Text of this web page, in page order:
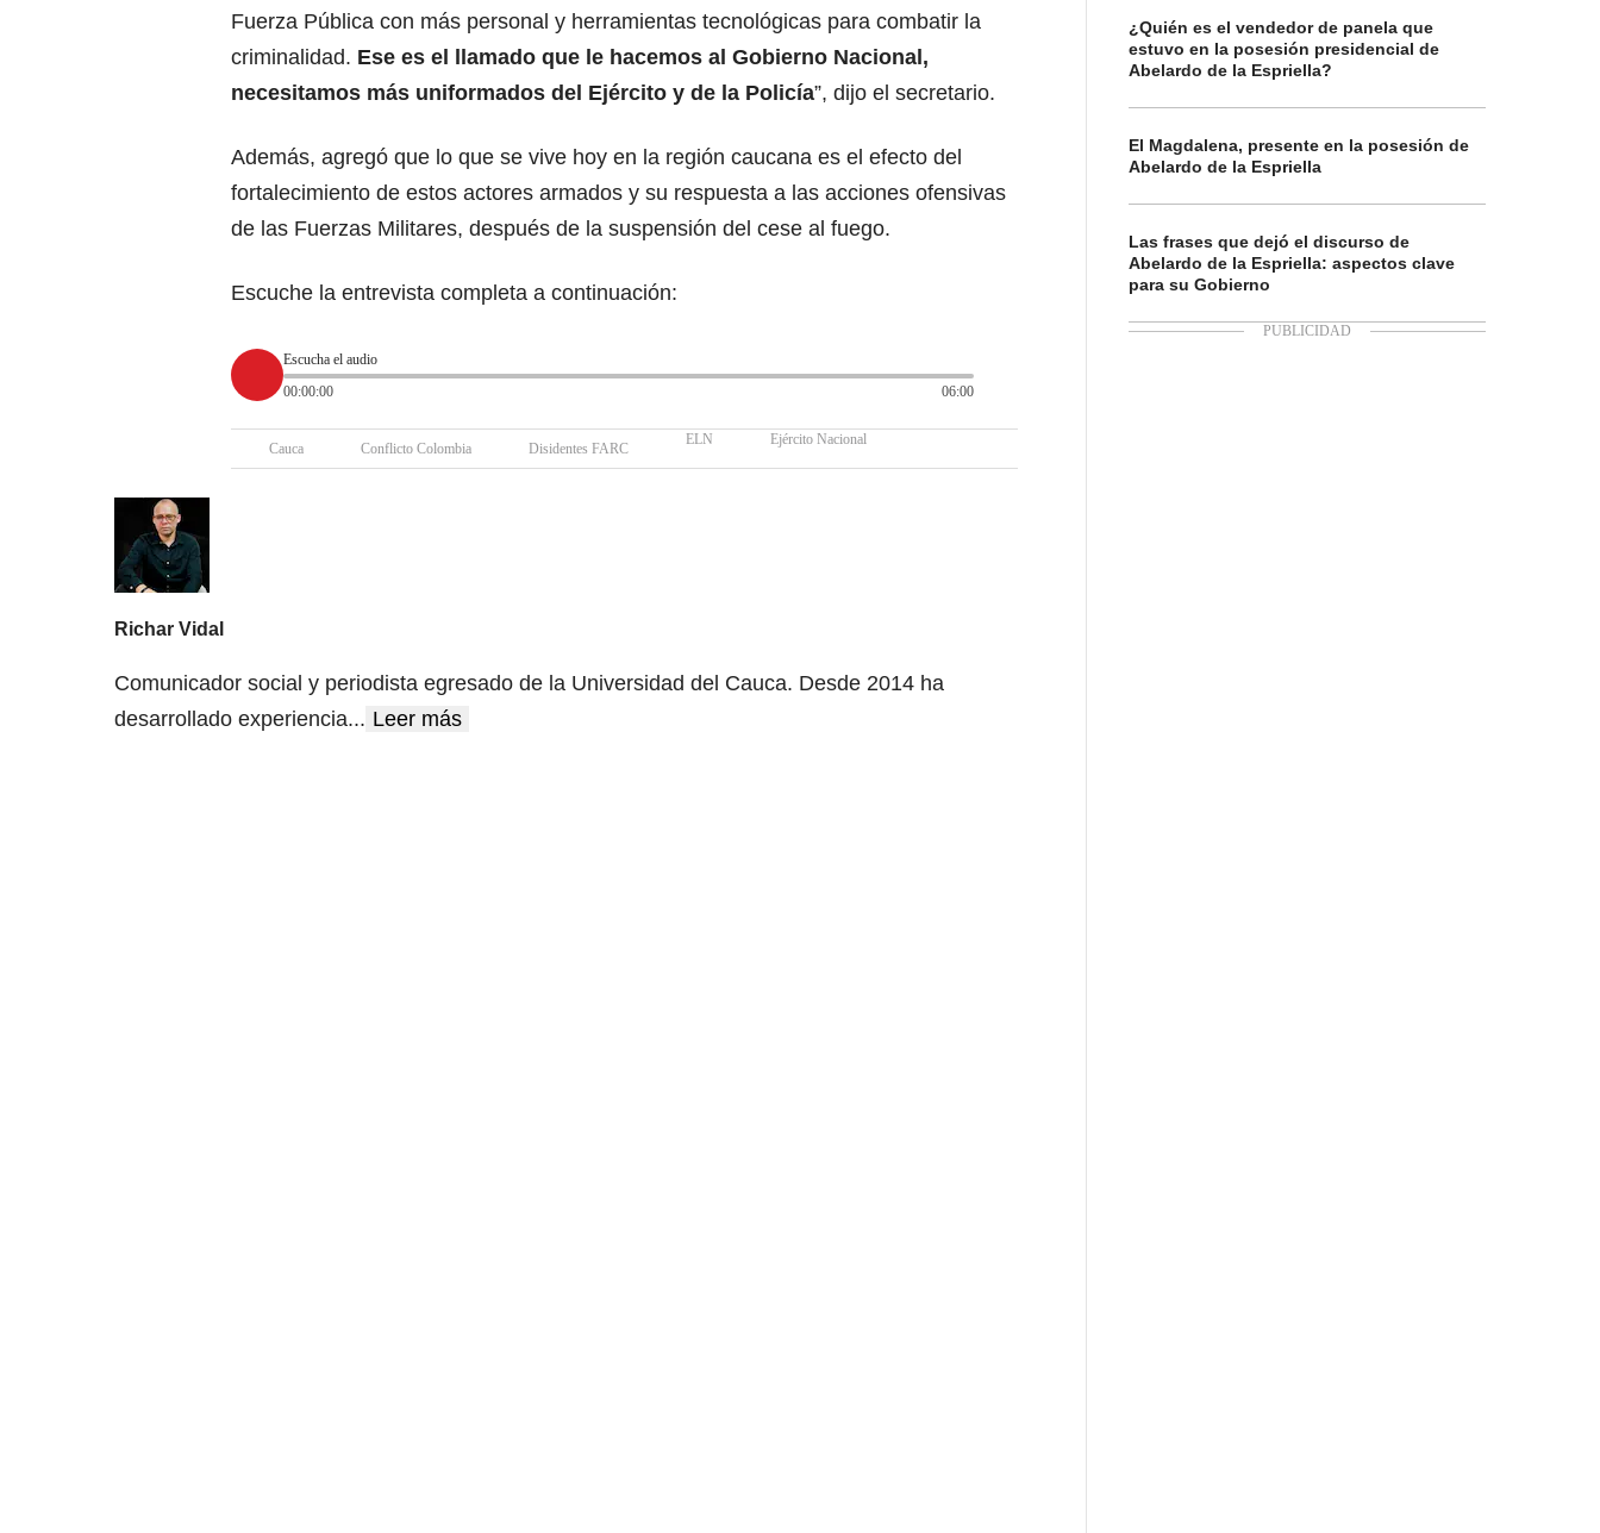
Fuerza Pública con más personal y herramientas tecnológicas para combatir la
criminalidad. Ese es el llamado que le hacemos al Gobierno Nacional,
necesitamos más uniformados del Ejército y de la Policía”, dijo el secretario.
Además, agregó que lo que se vive hoy en la región caucana es el efecto del
fortalecimiento de estos actores armados y su respuesta a las acciones ofensivas
de las Fuerzas Militares, después de la suspensión del cese al fuego.
Escuche la entrevista completa a continuación:
Escucha el audio
00:00:00
06:00
Cauca Conflicto Colombia Disidentes FARC
ELN Ejército Nacional
Richar Vidal
Comunicador social y periodista egresado de la Universidad del Cauca. Desde 2014 ha
desarrollado experiencia... Leer más
¿Quién es el vendedor de panela que
estuvo en la posesión presidencial de
Abelardo de la Espriella?
El Magdalena, presente en la posesión de
Abelardo de la Espriella
Las frases que dejó el discurso de
Abelardo de la Espriella: aspectos clave
para su Gobierno